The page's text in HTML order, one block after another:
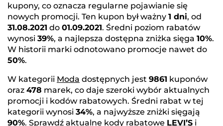
kupony, co oznacza regularne pojawianie się
nowych promocji. Ten kupon był ważny 1 dni, od
31.08.2021 do 01.09.2021. Średni poziom rabatów
wynosi 39%, a najlepsza dostępna zniżka sięga 10%.
W historii marki odnotowano promocje nawet do
50%.
W kategorii Moda dostępnych jest 9861 kuponów
oraz 478 marek, co daje szeroki wybór aktualnych
promocji i kodów rabatowych. Średni rabat w tej
kategorii wynosi 34%, a najwyższe zniżki sięgają
90%. Sprawdź aktualne kody rabatowe LEVI’S i